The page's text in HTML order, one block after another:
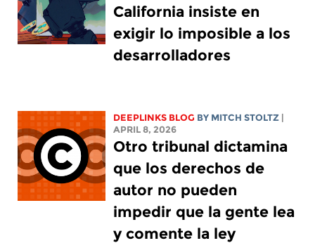
California insiste en
exigir lo imposible a los
desarrolladores
DEEPLINKS BLOG BY MITCH STOLTZ
APRIL 8, 2026
Otro tribunal dictamina
que los derechos de
autor no pueden
impedir que la gente lea
y comente la ley